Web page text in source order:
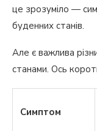
це зрозуміло —
буденних станів.
Але є важлива
станами. Ось
Симптом